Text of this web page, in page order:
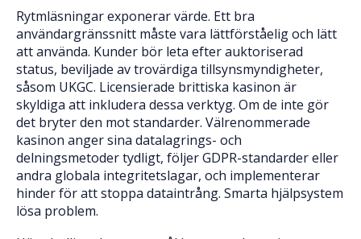
Rytmläsningar exponerar värde. Ett bra
användargränssnitt måste vara lättförståelig och lätt
att använda. Kunder bör leta efter auktoriserad
status, beviljade av trovärdiga tillsynsmyndigheter,
såsom UKGC. Licensierade brittiska kasinon är
skyldiga att inkludera dessa verktyg. Om de inte gör
det bryter den mot standarder. Välrenommerade
kasinon anger sina datalagrings- och
delningsmetoder tydligt, följer GDPR-standarder eller
andra globala integritetslagar, och implementerar
hinder för att stoppa dataintrång. Smarta hjälpsystem
lösa problem.